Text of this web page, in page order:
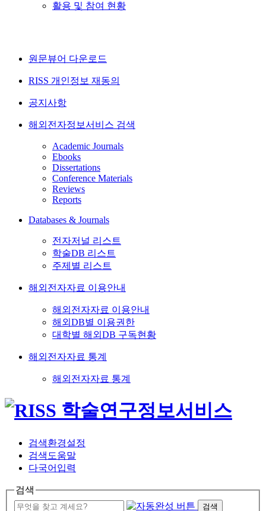
활용 및 참여 현황
원문뷰어 다운로드
RISS 개인정보 재동의
공지사항
해외전자정보서비스 검색
Academic Journals
Ebooks
Dissertations
Conference Materials
Reviews
Reports
Databases & Journals
전자저널 리스트
학술DB 리스트
주제별 리스트
해외전자자료 이용안내
해외전자자료 이용안내
해외DB별 이용권한
대학별 해외DB 구독현황
해외전자자료 통계
해외전자자료 통계
검색환경설정
검색도움말
다국어입력
검색
검색